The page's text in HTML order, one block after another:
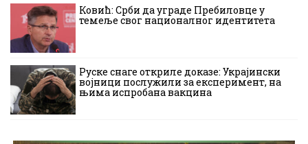
Ковић: Срби да уграде Пребиловце у
темеље свог националног идентитета
Руске снаге откриле доказе: Украјински
војници послужили за експеримент, на
њима испробана вакцина